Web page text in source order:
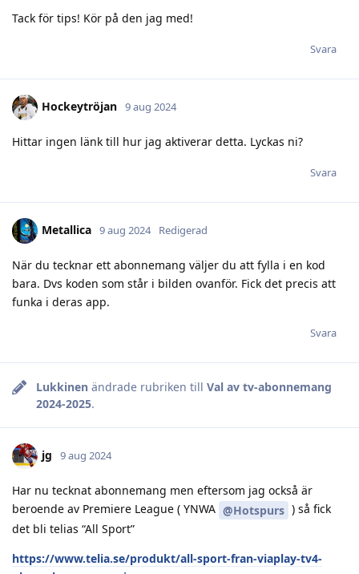
Tack för tips! Kör på den jag med!
Svara
Hockeytröjan 9 aug 2024
Hittar ingen länk till hur jag aktiverar detta. Lyckas ni?
Svara
Metallica 9 aug 2024 Redigerad
När du tecknar ett abonnemang väljer du att fylla i en kod
bara. Dvs koden som står i bilden ovanför. Fick det precis att
funka i deras app.
Svara
Lukkinen ändrade rubriken till Val av tv-abonnemang
2024-2025.
jg 9 aug 2024
Har nu tecknat abonnemang men eftersom jag också är
beroende av Premiere League ( YNWA @Hotspurs ) så fick
det bli telias “All Sport”
https://www.telia.se/produkt/all-sport-fran-viaplay-tv4-